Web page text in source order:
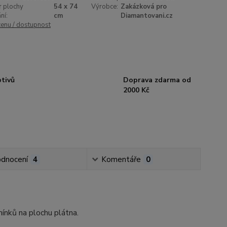
plochy
54 x 74
cm
Výrobce: Zakázková pro
Diamantovani.cz
/ dostupnost
Doprava zdarma od
2000 Kč
4 Komentáře 0
na plochu plátna.